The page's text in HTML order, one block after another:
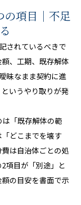
の項目｜不足
されているべきで
、工期、既存解体
昧なまま契約に進
いうやり取りが発
「既存解体の範
どこまでを壊す
は自治体ごとの処
項目が「別途」と
の目安を書面で示